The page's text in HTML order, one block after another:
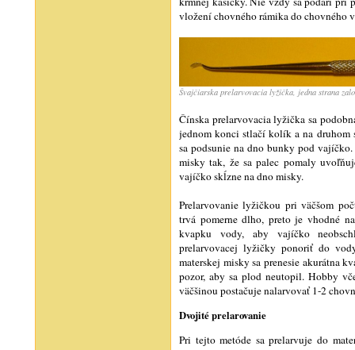
vložení chovného rámika do chovného
Švajčiarska prelarvovacia lyžička, jedna strana
Čínska prelarvovacia lyžička sa
jednom konci stlačí kolík a na druhom
sa podsunie na dno bunky pod
misky tak, že sa palec pomaly
vajíčko skĺzne na dno misky.
Prelarvovanie lyžičkou pri väčšom
trvá pomerne dlho, preto je vhodné
kvapku vody, aby vajíčko
prelarvovacej lyžičky ponoriť do
materskej misky sa prenesie akurátna
pozor, aby sa plod neutopil. Hobby
väčšinou postačuje nalarvovať 1-2
Dvojité prelarovanie
Pri tejto metóde sa prelarvuje do